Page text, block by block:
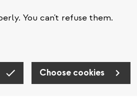
You can't refuse them.
Choose cookies